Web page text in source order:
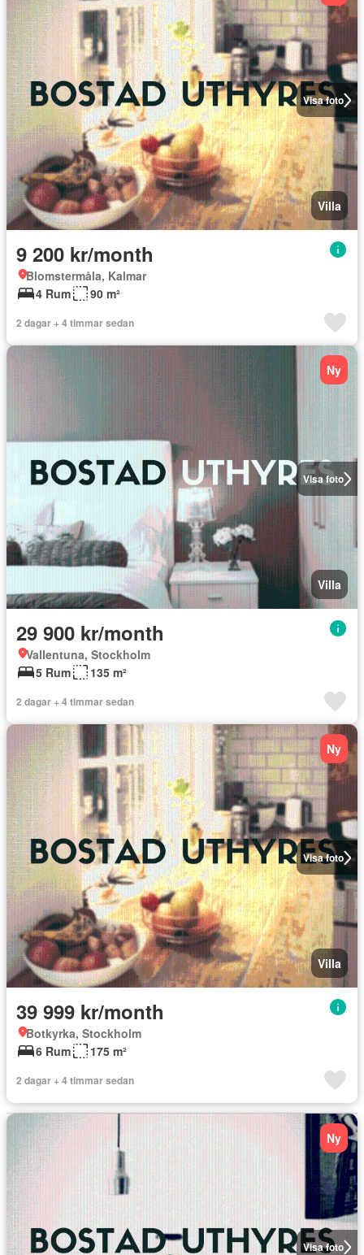
Visa foto
Villa
9 200 kr/month
Blomstermåla, Kalmar
4 Rum
90 m²
2 dagar + 4 timmar sedan
Visa foto
Ny
Villa
29 900 kr/month
Vallentuna, Stockholm
5 Rum
135 m²
2 dagar + 4 timmar sedan
Visa foto
Ny
Villa
39 999 kr/month
Botkyrka, Stockholm
6 Rum
175 m²
2 dagar + 4 timmar sedan
Visa foto
Ny